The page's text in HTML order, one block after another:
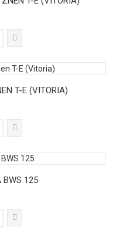
T-E (VITORIA)
BWS 125